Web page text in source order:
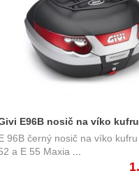
E96B nosič na víko kufru
96B černý nosič na víko
a E 55 Maxia